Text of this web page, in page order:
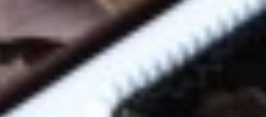
Art,
culture et
patrimoine